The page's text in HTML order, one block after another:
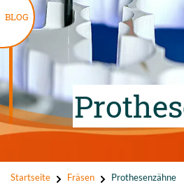
Startseite Fräsen Prothesenzähne
BLOG